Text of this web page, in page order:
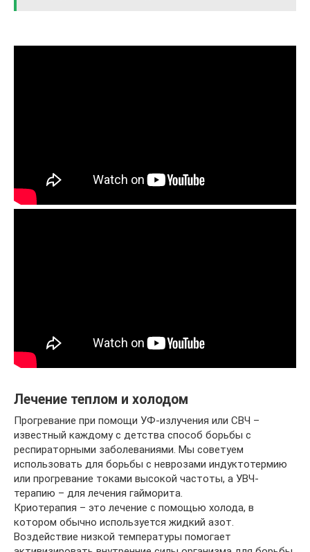
Лечение теплом и холодом
Прогревание при помощи УФ-излучения или СВЧ –
известный каждому с детства способ борьбы с
респираторными заболеваниями. Мы советуем
использовать для борьбы с неврозами индуктотермию
или прогревание токами высокой частоты, а УВЧ-
терапию – для лечения гайморита.
Криотерапия – это лечение с помощью холода, в
котором обычно используется жидкий азот.
Воздействие низкой температуры помогает